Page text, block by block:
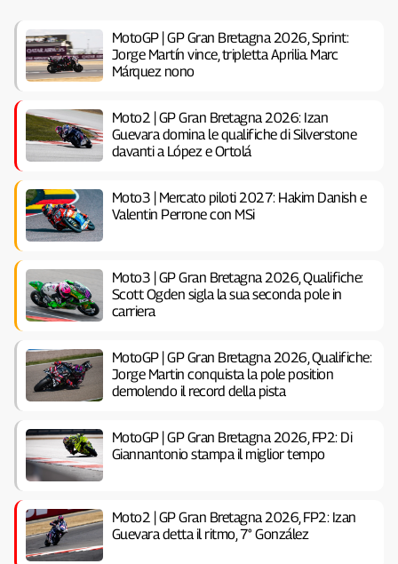
MotoGP | GP Gran Bretagna 2026, Sprint:
Jorge Martín vince, tripletta Aprilia. Marc
Márquez nono
Moto2 | GP Gran Bretagna 2026: Izan
Guevara domina le qualifiche di Silverstone
davanti a López e Ortolá
Moto3 | Mercato piloti 2027: Hakim Danish e
Valentin Perrone con MSi
Moto3 | GP Gran Bretagna 2026, Qualifiche:
Scott Ogden sigla la sua seconda pole in
carriera
MotoGP | GP Gran Bretagna 2026, Qualifiche:
Jorge Martin conquista la pole position
demolendo il record della pista
MotoGP | GP Gran Bretagna 2026, FP2: Di
Giannantonio stampa il miglior tempo
Moto2 | GP Gran Bretagna 2026, FP2: Izan
Guevara detta il ritmo, 7° González